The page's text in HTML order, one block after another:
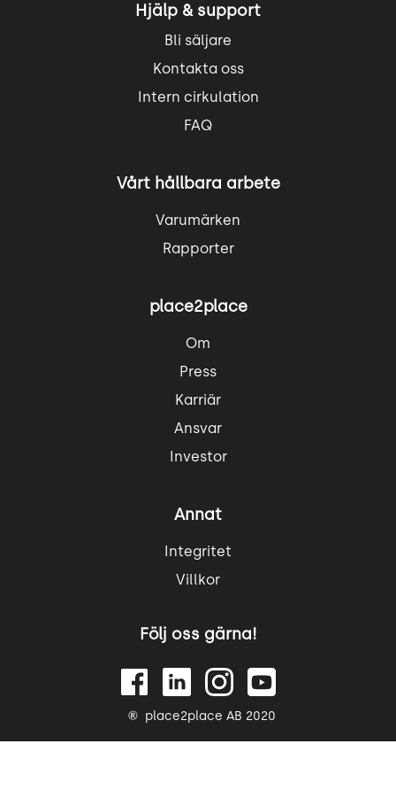
Hjälp & support
Bli säljare
Kontakta oss
Intern cirkulation
FAQ
Vårt hållbara arbete
Varumärken
Rapporter
place2place
Om
Press
Karriär
Ansvar
Investor
Annat
Integritet
Villkor
Följ oss gärna!
place2place AB 2020